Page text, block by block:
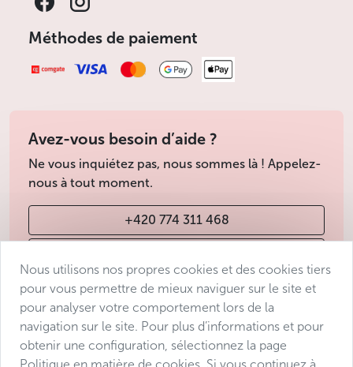
Méthodes de paiement
Avez-vous besoin d’aide ?
Ne vous inquiétez pas, nous sommes là ! Appelez-
nous à tout moment.
+420 774 311 468
Conditions de vente
Protection des données
Déclaration d’accessibilité
Nous utilisons nos propres cookies et des cookies tiers
pour vous permettre de mieux naviguer sur le site et
pour analyser votre comportement lors de la
navigation sur le site. Pour plus d’informations et pour
obtenir une configuration, sélectionnez la page